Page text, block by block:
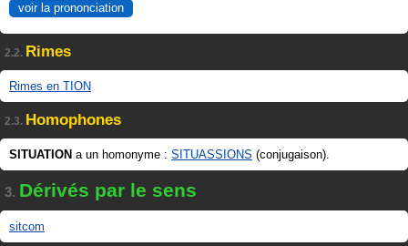
voir la prononciation
2.2. Rimes
Rimes en TION
2.3. Homophones
SITUATION a un homonyme : SITUASSIONS (conjugaison).
3. Dérivés par le sens
sitcom